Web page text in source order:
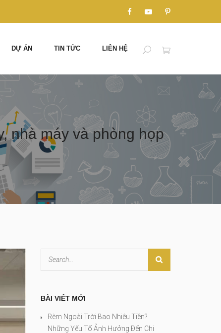
DỰ ÁN TIN TỨC LIÊN HỆ
nhà máy và phòng họp
BÀI VIẾT MỚI
Rèm Ngoài Trời Bao Nhiêu Tiền?
Những Yếu Tố Ảnh Hưởng Đến Chi